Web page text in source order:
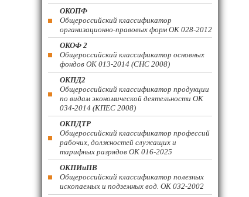
ОКОПФ
Общероссийский классификатор
организационно-правовых форм ОК 028-2012
ОКОФ 2
Общероссийский классификатор основных
фондов ОК 013-2014 (СНС 2008)
ОКПД2
Общероссийский классификатор продукции
по видам экономической деятельности ОК
034-2014 (КПЕС 2008)
ОКПДТР
Общероссийский классификатор профессий
рабочих, должностей служащих и
тарифных разрядов ОК 016-2025
ОКПИиПВ
Общероссийский классификатор полезных
ископаемых и подземных вод. ОК 032-2002